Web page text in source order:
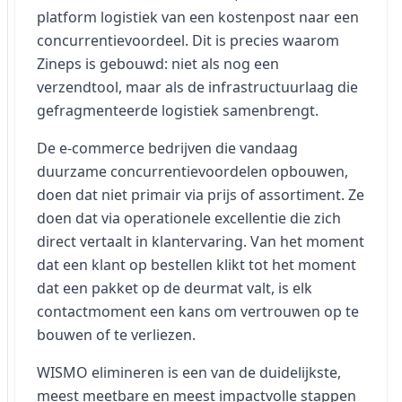
platform logistiek van een kostenpost naar een
concurrentievoordeel. Dit is precies waarom
Zineps is gebouwd: niet als nog een
verzendtool, maar als de infrastructuurlaag die
gefragmenteerde logistiek samenbrengt.
De e-commerce bedrijven die vandaag
duurzame concurrentievoordelen opbouwen,
doen dat niet primair via prijs of assortiment. Ze
doen dat via operationele excellentie die zich
direct vertaalt in klantervaring. Van het moment
dat een klant op bestellen klikt tot het moment
dat een pakket op de deurmat valt, is elk
contactmoment een kans om vertrouwen op te
bouwen of te verliezen.
WISMO elimineren is een van de duidelijkste,
meest meetbare en meest impactvolle stappen